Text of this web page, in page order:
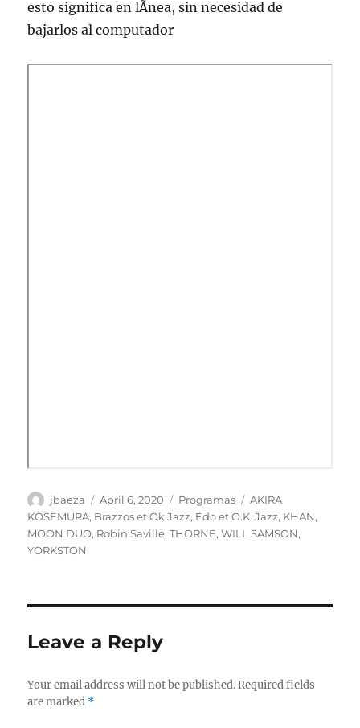
esto significa en lÃ­nea, sin necesidad de
bajarlos al computador
Author
jbaeza
Posted
on
April 6, 2020 Categories
Programas Tags
AKIRA
KOSEMURA, Brazzos et Ok Jazz, Edo et O.K. Jazz, KHAN,
MOON DUO, Robin Saville,THORNE,WILL SAMSON,
YORKSTON
Leave a Reply
Your email address will not be published. Required fields
are marked *